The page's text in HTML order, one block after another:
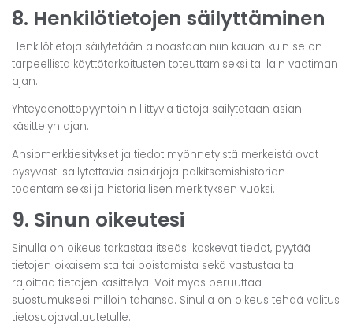
8. Henkilötietojen säilyttäminen
Henkilötietoja säilytetään ainoastaan niin kauan kuin se on
tarpeellista käyttötarkoitusten toteuttamiseksi tai lain vaatiman
ajan.
Yhteydenottopyyntöihin liittyviä tietoja säilytetään asian
käsittelyn ajan.
Ansiomerkkiesitykset ja tiedot myönnetyistä merkeistä ovat
pysyvästi säilytettäviä asiakirjoja palkitsemishistorian
todentamiseksi ja historiallisen merkityksen vuoksi.
9. Sinun oikeutesi
Sinulla on oikeus tarkastaa itseäsi koskevat tiedot, pyytää
tietojen oikaisemista tai poistamista sekä vastustaa tai
rajoittaa tietojen käsittelyä. Voit myös peruuttaa
suostumuksesi milloin tahansa. Sinulla on oikeus tehdä valitus
tietosuojavaltuutetulle.